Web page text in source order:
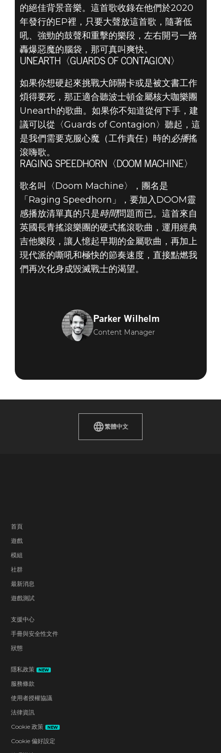
的絕佳背景音樂。這首歌收錄在他們於2020
年發行的EP裡，只要大聲放這首歌，隨著低
吼、強勁的鼓聲和重擊的樂段，左右開弓一路
轟爆惡魔的腦袋，那可真叫爽快。
UNEARTH〈GUARDS OF CONTAGION〉
如果你想硬起來挑戰大師關卡或是被文書工作
煩得要死，那正適合聽波士頓金屬核大咖樂團
Unearth的歌曲。如果你不知道從何下手，建
議可以從〈Guards of Contagion〉聽起，這
是我們需要克服心魔（工作責任）時的必播搖
滾嗨歌。
RAGING SPEEDHORN〈DOOM MACHINE〉
歌名叫〈Doom Machine〉，團名是
「Raging Speedhorn」，要加入DOOM靈
感播放清單真的只是時間問題而已。這首來自
英國長青搖滾樂團的硬式搖滾歌曲，運用經典
吉他樂段，讓人憶起早期的金屬歌曲，再加上
現代派的嘶吼和極快的節奏速度，直接點燃我
們再次化身成毀滅戰士的渴望。
Parker Wilhelm
Content Manager
繁體中文
首頁
遊戲
模組
社群
最新消息
遊戲測試
支援中心
手冊與安全性文件
狀態
隱私政策 NEW
服務條款
使用者授權協議
法律資訊
Cookie 政策
NEW
Cookie 偏好設定